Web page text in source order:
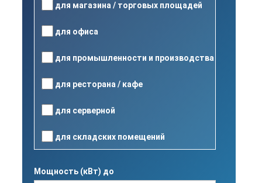
для магазина / торговых площадей
для офиса
для промышленности и производства
для ресторана / кафе
для серверной
для складских помещений
Мощность (кВт) до